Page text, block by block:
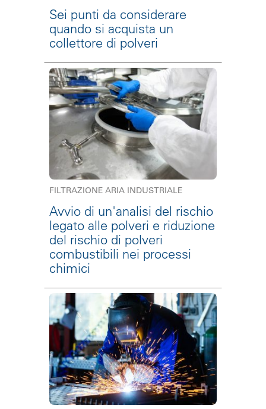
Sei punti da considerare
quando si acquista un
collettore di polveri
FILTRAZIONE ARIA INDUSTRIALE
Avvio di un'analisi del rischio
legato alle polveri e riduzione
del rischio di polveri
combustibili nei processi
chimici